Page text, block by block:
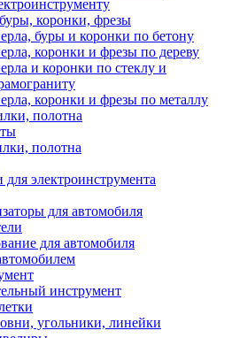
коронки, фрезы
буры и коронки по бетону
коронки и фрезы по дереву
и коронки по стеклу и
коронки и фрезы по металлу
полотна
полотна
для электроинструмента
для автомобиля
для автомобиля
инструмент
угольники, линейки